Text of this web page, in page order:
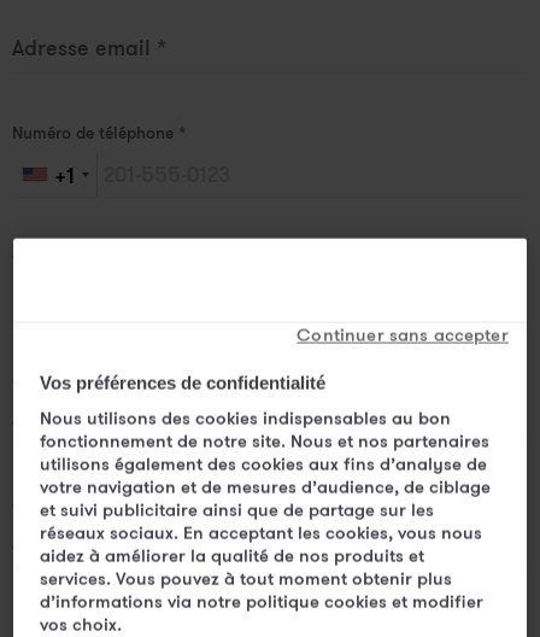
Adresse email *
Numéro de téléphone *
+1
Quel est l'objet de votre demande ?*
Comment avez-vous entendu parler de Mama ?
Vos préférences de confidentialité
Nous utilisons des cookies indispensables au bon
fonctionnement de notre site. Nous et nos partenaires
utilisons également des cookies aux fins d’analyse de
votre navigation et de mesures d’audience, de ciblage
et suivi publicitaire ainsi que de partage sur les
réseaux sociaux. En acceptant les cookies, vous nous
aidez à améliorer la qualité de nos produits et
services. Vous pouvez à tout moment obtenir plus
d’informations via notre politique cookies et modifier
vos choix.
Continuer sans accepter